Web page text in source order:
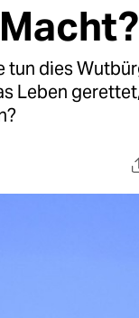
tun dies
Leben gerettet,